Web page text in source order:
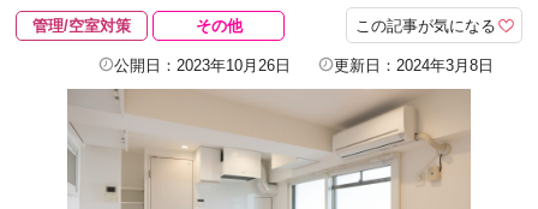
管理/空室対策 その他 この記事が気になる
公開日：2023年10月26日 更新日：2024年3月8日